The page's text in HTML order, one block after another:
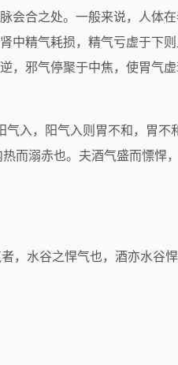
会合之处。一般来说，人体
中精气耗损，精气亏虚于下
，邪气停聚于中焦，使胃气
入，阳气入则胃不和，胃不
而溺赤也。夫酒气盛而慓悍
，水谷之悍气也，酒亦水谷